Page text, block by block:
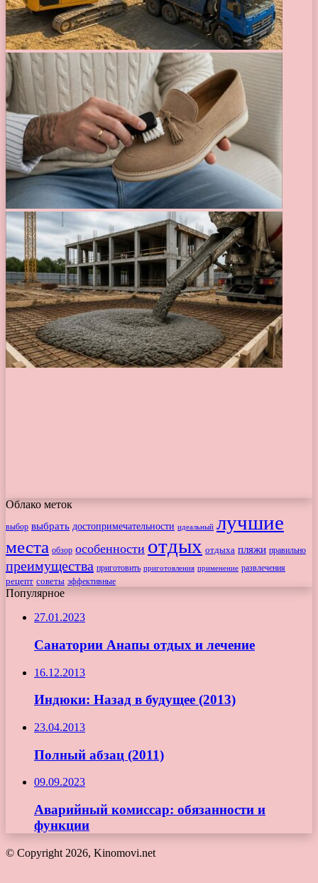
Облако меток
выбор выбрать достопримечательности идеальный лучшие
места обзор особенности отдых отдыха пляжи правильно
преимущества приготовить приготовления применение развлечения
рецепт советы эффективные
Популярное
27.01.2023
Санатории Анапы отдых и лечение
16.12.2013
Индюки: Назад в будущее (2013)
23.04.2013
Полный абзац (2011)
09.09.2023
Аварийный комиссар: обязанности и
функции
© Copyright 2026, Kinomovi.net